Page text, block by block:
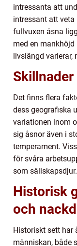
intressanta att
intressant att
fullvuxen åsna
med en
livslängd varierar,
Det finns flera
dess geografiska
variationen inom
sig åsnor även i
temperament.
för svåra
som sällskapsdjur.
Historisk
och
Historiskt sett har
människan, både